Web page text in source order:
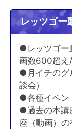
レッツゴー
●レッツゴー
画数600超え/
●月イチのグ
談会）
●各種イベン
●過去の本講
座（動画）